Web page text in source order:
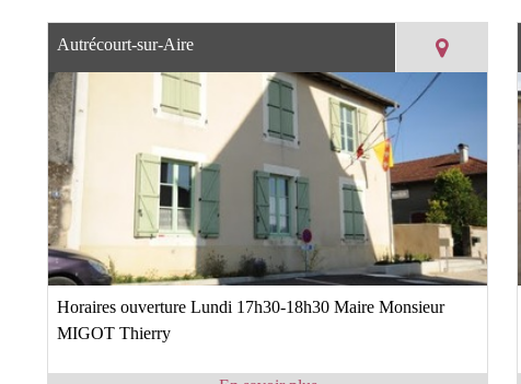
Autrécourt-sur-Aire
Horaires ouverture Lundi 17h30-18h30 Maire Monsieur
MIGOT Thierry